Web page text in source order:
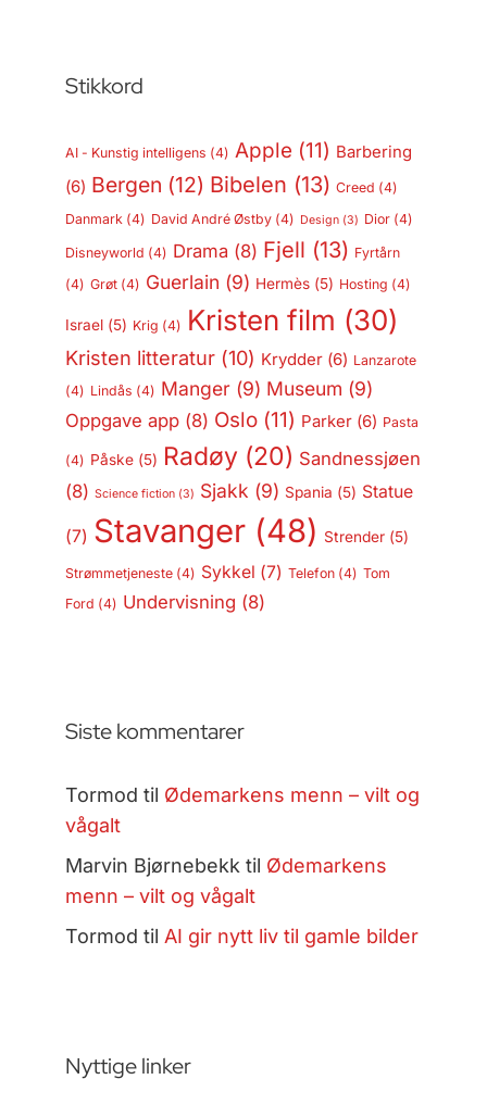
Stikkord
AI - Kunstig intelligens (4) Apple (11) Barbering
(6) Bergen (12) Bibelen (13) Creed (4)
Danmark(4) David André Østby(4) Design(3) Dior(4)
Disneyworld (4) Drama (8) Fjell (13) Fyrtårn
(4) Grøt(4) Guerlain (9) Hermès(5) Hosting (4)
Israel(5) Krig (4) Kristen film (30)
Kristen litteratur(10) Krydder(6) Lanzarote
(4) Lindås (4) Manger(9) Museum (9)
Oppgave app(8) Oslo(11) Parker(6) Pasta
(4) Påske(5) Radøy(20) Sandnessjøen
(8) Science fiction(3) Sjakk (9) Spania (5) Statue
(7) Stavanger(48) Strender(5)
Strømmetjeneste(4) Sykkel (7) Telefon(4) Tom
Ford (4) Undervisning (8)
Siste kommentarer
Tormod til Ødemarkens menn – vilt og
vågalt
Marvin Bjørnebekktil Ødemarkens
menn – vilt og vågalt
Tormod til AI gir nytt liv til gamle bilder
Nyttige linker